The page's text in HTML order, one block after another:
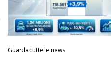
Guarda tutte le news